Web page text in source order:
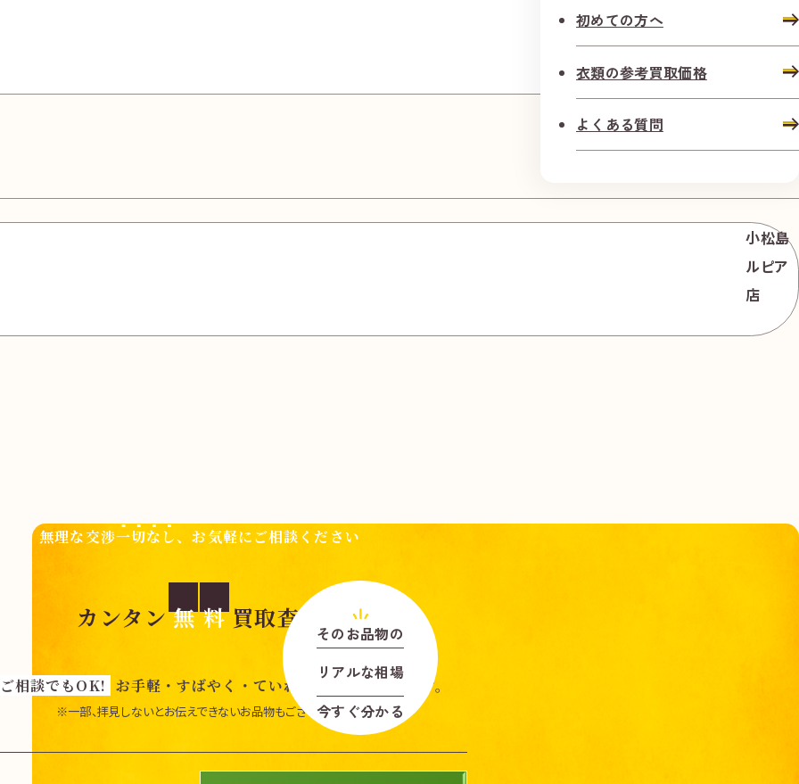
町商店
街店
小松島
ルピア
店
無理な交渉一切なし、お気軽にご相談ください
そのお品物の
リアルな相場
今すぐ分かる
カンタン 無 料 買取査定
相談でもOK! お手軽・すばやく・ていねいに査定いたします。
※一部、拝見しないとお伝えできないお品物もございます。
初めての方へ
衣類の参考買取価格
よくある質問